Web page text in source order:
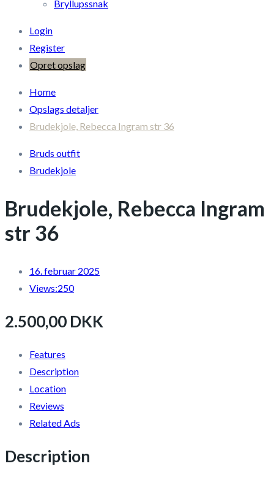
Bryllupssnak
Login
Register
Opret opslag
Home
Opslags detaljer
Brudekjole, Rebecca Ingram str 36
Bruds outfit
Brudekjole
Brudekjole, Rebecca Ingram
str 36
16. februar 2025
Views:250
2.500,00 DKK
Features
Description
Location
Reviews
Related Ads
Description